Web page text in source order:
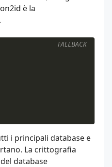
è la
FALLBACK
i principali database e
La crittografia
database